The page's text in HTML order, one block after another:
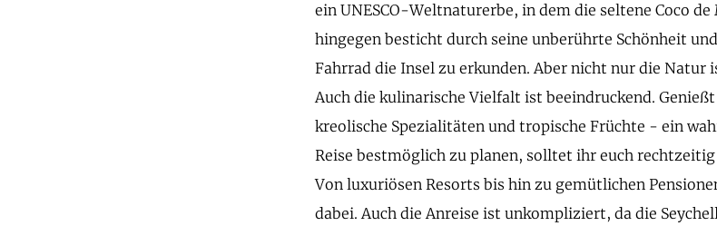
ein UNESCO-Weltnaturerbe, in dem die seltene Coco
hingegen besticht durch seine unberührte Schönheit
Fahrrad die Insel zu erkunden. Aber nicht nur die Natur
Auch die kulinarische Vielfalt ist beeindruckend.
kreolische Spezialitäten und tropische Früchte - ein
Reise bestmöglich zu planen, solltet ihr euch
Von luxuriösen Resorts bis hin zu gemütlichen
dabei. Auch die Anreise ist unkompliziert, da die